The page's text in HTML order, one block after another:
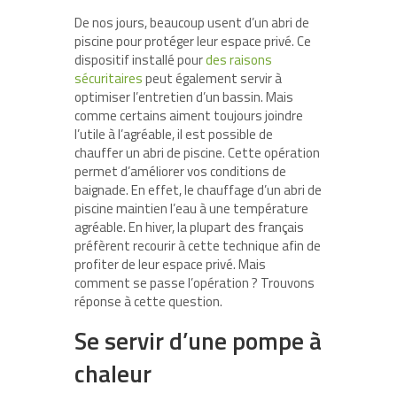
De nos jours, beaucoup usent d’un abri de
piscine pour protéger leur espace privé. Ce
dispositif installé pourdes raisons
sécuritairespeut également servir à
optimiser l’entretien d’un bassin. Mais
comme certains aiment toujours joindre
l’utile à l’agréable, il est possible de
chauffer un abri de piscine. Cette opération
permet d’améliorer vos conditions de
baignade. En effet, le chauffage d’un abri de
piscine maintien l’eau à une température
agréable. En hiver, la plupart des français
préfèrent recourir à cette technique afin de
profiter de leur espace privé. Mais
comment se passe l’opération ? Trouvons
réponse à cette question.
Se servir d’une pompe à
chaleur